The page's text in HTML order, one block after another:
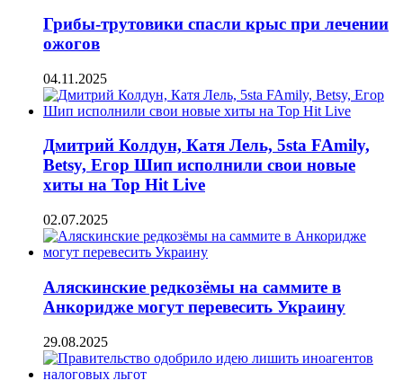
Грибы-трутовики спасли крыс при лечении
ожогов
04.11.2025
Дмитрий Колдун, Катя Лель, 5sta FAmily,
Betsy, Егор Шип исполнили свои новые
хиты на Top Hit Live
02.07.2025
Аляскинские редкозёмы на саммите в
Анкоридже могут перевесить Украину
29.08.2025